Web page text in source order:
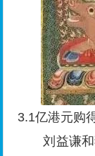
3.1亿港元购
刘益谦